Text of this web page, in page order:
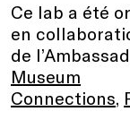
Ce lab a été
en
de
Museum
Connections,